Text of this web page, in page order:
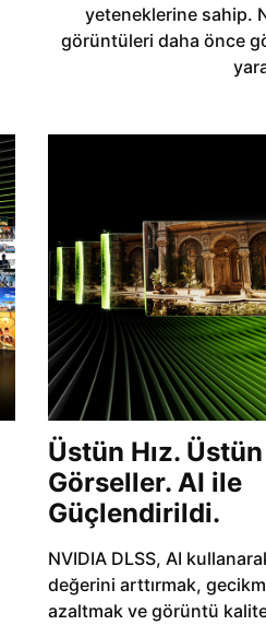
yeteneklerine sahip.
görüntüleri daha önce
Üstün Hız. Üstün
Görseller. AI ile
Güçlendirildi.
NVIDIA DLSS, AI
değerini arttırmak,
azaltmak ve görüntü